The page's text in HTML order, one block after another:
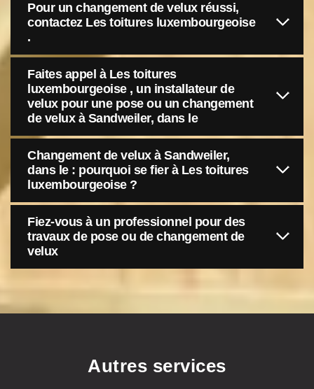
Pour un changement de velux réussi,
contactez Les toitures luxembourgeoise
.
Faites appel à Les toitures
luxembourgeoise , un installateur de
velux pour une pose ou un changement
de velux à Sandweiler, dans le
Changement de velux à Sandweiler,
dans le : pourquoi se fier à Les toitures
luxembourgeoise ?
Fiez-vous à un professionnel pour des
travaux de pose ou de changement de
velux
Autres services